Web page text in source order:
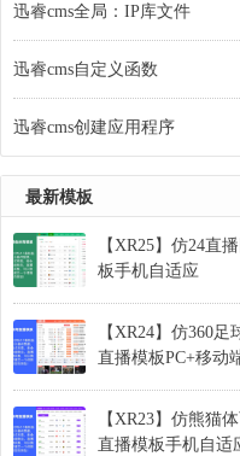
迅睿cms全局：IP库文件
迅睿cms自定义函数
迅睿cms创建应用程序
最新模板
【XR25】仿24直
板手机自适应
【XR24】仿360
直播模板PC+移动
【XR23】仿熊猫
直播模板手机自适